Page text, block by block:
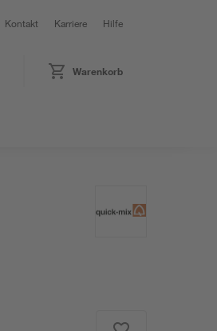
Kontakt Karriere Hilfe
Warenkorb